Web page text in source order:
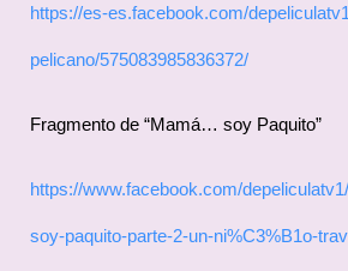
https://es-es.facebook.com/
pelicano/575083985836372/
Fragmento de “Mamá… soy Paquito”
https://www.facebook.com/
soy-paquito-parte-2-un-ni%C3%B1o-